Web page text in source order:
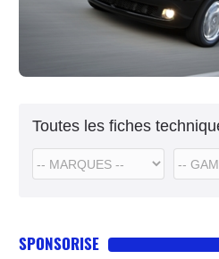
Toutes les fiches
SPONSORISE